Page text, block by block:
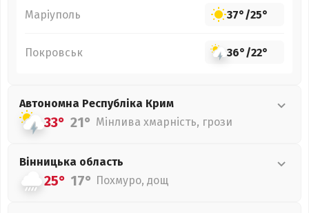
Маріуполь 37°/25°
Покровськ 36°/22°
Автономна Республіка Крим
33° 21° Мінлива хмарність, грози
Вінницька область
25° 17° Похмуро, дощ